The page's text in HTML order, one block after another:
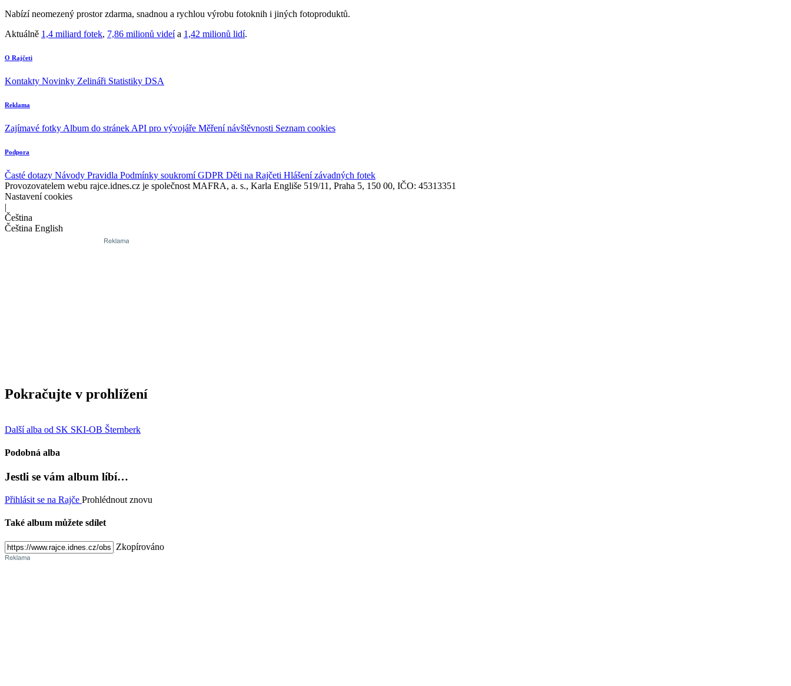
Nabízí neomezený prostor zdarma, snadnou a rychlou výrobu fotoknih i jiných fotoproduktů.
Aktuálně 1,4 miliard fotek, 7,86 milionů videía 1,42 milionů lidí.
O Rajčeti
Kontakty Novinky Zelináři Statistiky DSA
Reklama
Zajímavé fotky Album do stránek API pro vývojáře Měření návštěvnosti Seznam cookies
Podpora
Časté dotazy Návody Pravidla Podmínky soukromíGDPR Děti na Rajčeti Hlášení závadných fotek
Provozovatelem webu rajce.idnes.cz je společnost MAFRA, a. s., Karla Engliše 519/11, Praha 5, 150 00, IČO: 45313351
Nastavení cookies
|
Čeština
Čeština English
Pokračujte v prohlížení
Další alba od SK SKI-OB Šternberk
Podobná alba
Jestli se vám album líbí…
Přihlásit se na Rajče Prohlédnout znovu
Také album můžete sdílet
Zkopírováno